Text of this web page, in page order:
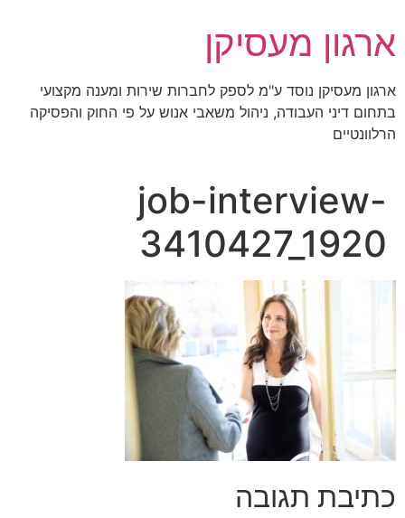
לתוכן
ארגון מעסיקן
ארגון מעסיקן נוסד ע"מ לספק לחברות שירות ומענה מקצועי
בתחום דיני העבודה, ניהול משאבי אנוש על פי החוק והפסיקה
הרלוונטיים
job-interview-
3410427_1920
כתיבת תגובה